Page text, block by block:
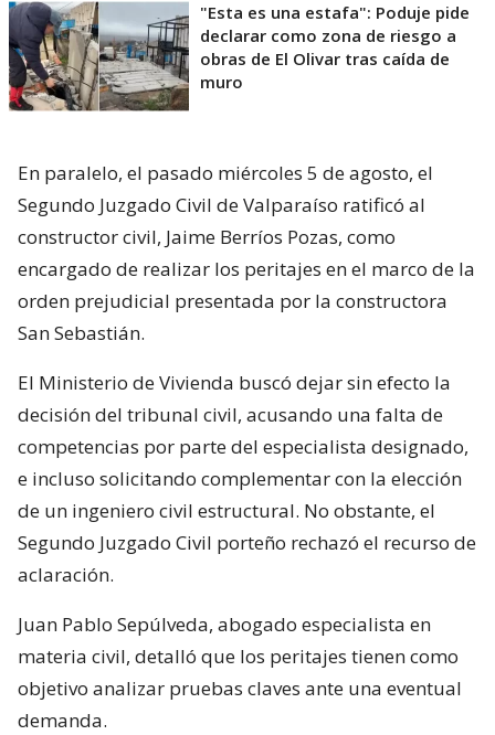
"Esta es una estafa": Poduje pide
declarar como zona de riesgo a
obras de El Olivar tras caída de
muro
En paralelo, el pasado miércoles 5 de agosto, el
Segundo Juzgado Civil de Valparaíso ratificó al
constructor civil, Jaime Berríos Pozas, como
encargado de realizar los peritajes en el marco de la
orden prejudicial presentada por la constructora
San Sebastián.
El Ministerio de Vivienda buscó dejar sin efecto la
decisión del tribunal civil, acusando una falta de
competencias por parte del especialista designado,
e incluso solicitando complementar con la elección
de un ingeniero civil estructural. No obstante, el
Segundo Juzgado Civil porteño rechazó el recurso de
aclaración.
Juan Pablo Sepúlveda, abogado especialista en
materia civil, detalló que los peritajes tienen como
objetivo analizar pruebas claves ante una eventual
demanda.